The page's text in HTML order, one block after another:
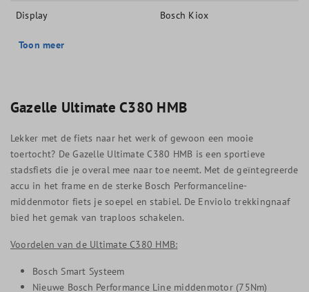
Display Bosch Kiox
Toon meer
Gazelle Ultimate C380 HMB
Lekker met de fiets naar het werk of gewoon een mooie
toertocht? De Gazelle Ultimate C380 HMB is een sportieve
stadsfiets die je overal mee naar toe neemt. Met de geïntegreerde
accu in het frame en de sterke Bosch Performanceline-
middenmotor fiets je soepel en stabiel. De Enviolo trekkingnaaf
bied het gemak van traploos schakelen.
Voordelen van de Ultimate C380 HMB:
Bosch Smart Systeem
Nieuwe Bosch Performance Line middenmotor (75Nm)